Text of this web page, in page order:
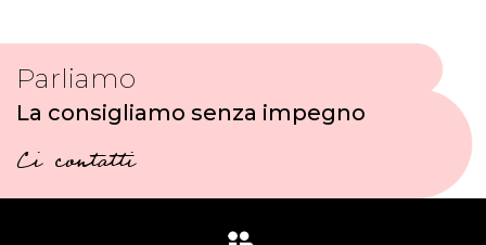
Parliamo
La consigliamo senza impegno
Ci contatti